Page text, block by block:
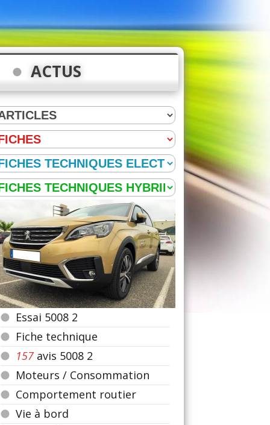
ACTUS
Essai 5008 2
Fiche technique
157 avis 5008 2
Moteurs / Consommation
Comportement routier
Vie à bord